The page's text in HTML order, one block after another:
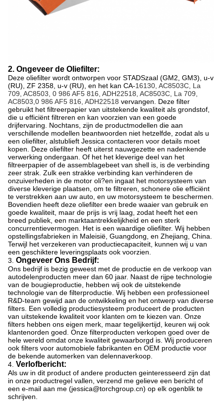
2. Ongeveer de Oliefilter:
Deze oliefilter wordt ontworpen voor STADSzaal (GM2, GM3), u-v
(RU), ZF 2358, u-v (RU), en het kan CA-16130, AC8503C, La
709, AC8503, 0 986 AF5 816, ADH22518, AC8503C, La 709,
AC8503,0 986 AF5 816, ADH22518 vervangen. Deze filter
gebruikt het filtreerpapier van uitstekende kwaliteit als grondstof,
die u efficiënt filtreren en kan voorzien van een goede
drijfervaring. Nochtans, zijn de productmodellen die aan
verschillende modellen beantwoorden niet hetzelfde, zodat als u
een oliefilter, alstublieft Jessica contacteren voor details moet
kopen. Deze oliefilter heeft uiterst nauwgezette en nadenkende
verwerking ondergaan. Of het het kleverige deel van het
filtreerpapier of de assemblagebeet van shell is, is de verbinding
zeer strak. Zulk een strakke verbinding kan verhinderen de
onzuiverheden in de motor oli?en ingaat het motorsysteem van
diverse kleverige plaatsen, om te filtreren, schonere olie efficiënt
te verstrekken aan uw auto, en uw motorsysteem te beschermen.
Bovendien heeft deze oliefilter een brede waaier van gebruik en
goede kwaliteit, maar de prijs is vrij laag, zodat heeft het een
breed publiek, een marktaantrekkelijkheid en een sterk
concurrentievermogen. Het is een waardige oliefilter. Wij hebben
opstellingsfabrieken in Maleisië, Guangdong, en Zhejiang, China.
Terwijl het verzekeren van productiecapaciteit, kunnen wij u van
een geschiktere leveringsplaats ook voorzien.
3. Ongeveer Ons Bedrijf:
Ons bedrijf is bezig geweest met de productie en de verkoop van
autodelenproducten meer dan 60 jaar. Naast de rijpe technologie
van de bougieproductie, hebben wij ook de uitstekende
technologie van de filterproductie. Wij hebben een professioneel
R&D-team gewijd aan de ontwikkeling en het ontwerp van diverse
filters. Een volledig productiesysteem produceert de producten
van uitstekende kwaliteit voor klanten om te kiezen van. Onze
filters hebben ons eigen merk, maar tegelijkertijd, keuren wij ook
klantenorden goed. Onze filterproducten verkopen goed over de
hele wereld omdat onze kwaliteit gewaarborgd is. Wij produceren
ook filters voor automobiele fabrikanten en OEM productie voor
de bekende automerken van delennaverkoop.
4. Verlofbericht:
Als uw in dit product of andere producten geinteresseerd zijn dat
in onze productregel vallen, verzend me gelieve een bericht of
een e-mail aan me (jessica@torchgroup.cn) op elk ogenblik te
schrijven.